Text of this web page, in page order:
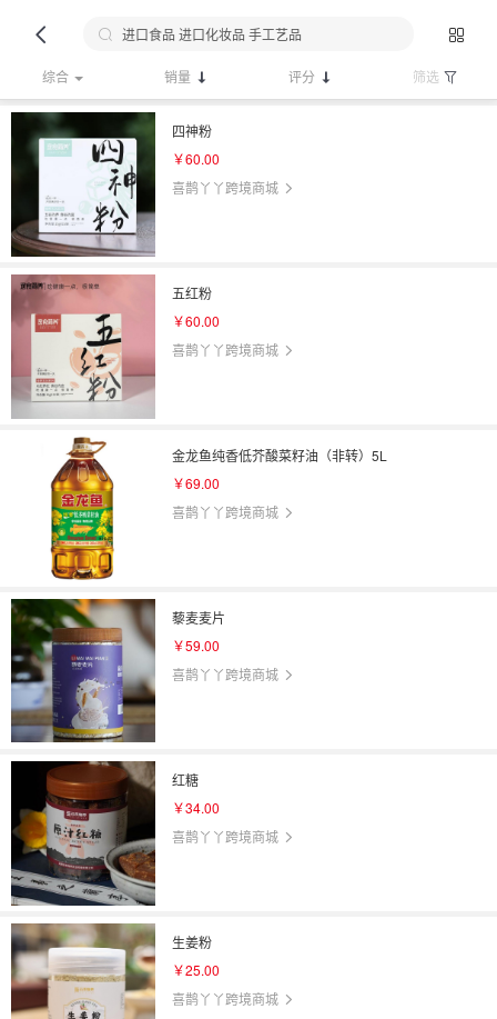
综合 销量 评分 筛选
四神粉
￥60.00
喜鹊丫丫跨境商城
五红粉
￥60.00
喜鹊丫丫跨境商城
金龙鱼纯香低芥酸菜籽油（非转）5L
￥69.00
喜鹊丫丫跨境商城
藜麦麦片
￥59.00
喜鹊丫丫跨境商城
红糖
￥34.00
喜鹊丫丫跨境商城
生姜粉
￥25.00
喜鹊丫丫跨境商城